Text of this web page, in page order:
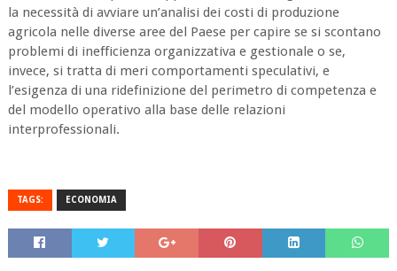
la necessità di avviare un’analisi dei costi di produzione
agricola nelle diverse aree del Paese per capire se si scontano
problemi di inefficienza organizzativa e gestionale o se,
invece, si tratta di meri comportamenti speculativi, e
l’esigenza di una ridefinizione del perimetro di competenza e
del modello operativo alla base delle relazioni
interprofessionali.
TAGS: ECONOMIA